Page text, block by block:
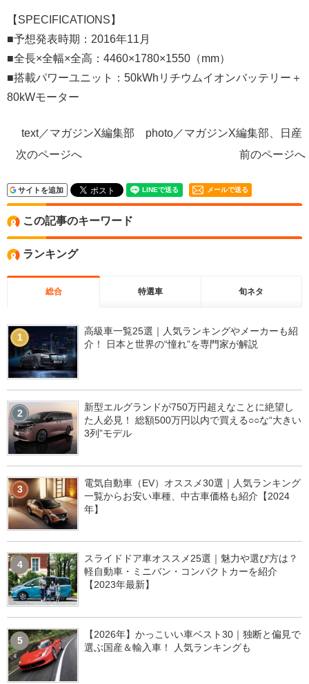
【SPECIFICATIONS】
■予想発表時期：2016年11月
■全長×全幅×全高：4460×1780×1550（mm）
■搭載パワーユニット：50kWhリチウムイオンバッテリー＋
80kWモーター
text／マガジンX編集部 photo／マガジンX編集部、日産
次のページへ
前のページへ
サイトを追加 メールで送る
この記事のキーワード
ランキング
総合 特選車 旬ネタ
1
高級車一覧25選｜人気ランキングやメーカーも紹
介！ 日本と世界の“憧れ”を専門家が解説
2
新型エルグランドが750万円超えなことに絶望し
た人必見！ 総額500万円以内で買える○○な“大きい
3列”モデル
3
電気自動車（EV）オススメ30選｜人気ランキング
一覧からお安い車種、中古車価格も紹介【2024
年】
4
スライドドア車オススメ25選｜魅力や選び方は？
軽自動車・ミニバン・コンパクトカーを紹介
【2023年最新】
5
【2026年】かっこいい車ベスト30｜独断と偏見で
選ぶ国産＆輸入車！ 人気ランキングも